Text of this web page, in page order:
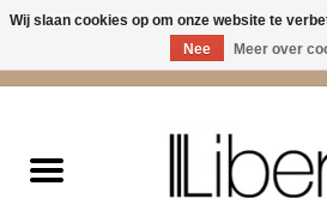
Kleding
Wij slaan cookies op om onze website te
Nee
Meer over